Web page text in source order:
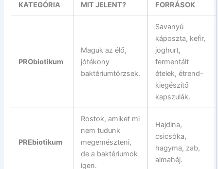
KATEGÓRIA MIT JELENT? FORRÁSOK
PRObiotikum
Maguk az élő,
jótékony
baktériumtörzsek.
Savanyú
káposzta, kefir,
joghurt,
fermentált
ételek, étrend-
kiegészítő
kapszulák.
PREbiotikum
Rostok, amiket mi
nem tudunk
megemészteni,
de a baktériumok
igen.
Hajdina,
csicsóka,
hagyma, zab,
almahéj.